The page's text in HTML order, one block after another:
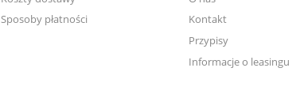
Sposoby płatności
Kontakt
Przypisy
Informacje o leasingu